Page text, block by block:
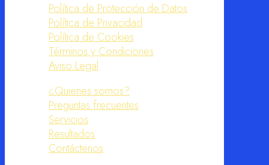
Política de Protección de Datos
Política de Privacidad
Política de Cookies
Términos y Condiciones
Aviso Legal
¿Quienes somos?
Preguntas frecuentes
Servicios
Resultados
Contáctenos